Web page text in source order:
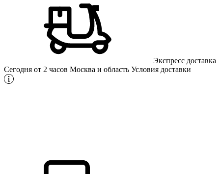
Экспресс доставка
Сегодня от 2 часов Москва и область Условия доставки